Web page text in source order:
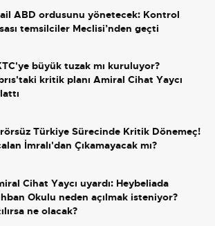
ABD ordusunu yönetecek: Kontrol
temsilciler Meclisi’nden geçti
büyük tuzak mı kuruluyor?
kritik planı Amiral Cihat Yaycı
Türkiye Sürecinde Kritik Dönemeç!
İmralı'dan Çıkamayacak mı?
Cihat Yaycı uyardı: Heybeliada
Okulu neden açılmak isteniyor?
ne olacak?